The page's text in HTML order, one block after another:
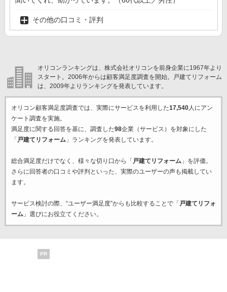
その他の口コミ・評判
オリコンランキングは、株式会社オリコンを前身企業に1967年より
スタート。2006年からは顧客満足度調査を開始。戸建てリフォーム
は、2009年よりランキングを発表しています。
オリコン顧客満足度調査では、実際にサービスを利用した17,540人にアン
ケート調査を実施。
満足度に関する回答を基に、調査した98企業（サービス）を対象にした
「 戸建てリフォーム」ランキングを発表しています。
総合満足度だけでなく、様々な切り口から「 戸建てリフォーム」を評価。
さらに回答者の口コミや評判といった、実際のユーザーの声も掲載してい
ます。
サービス検討の際、“ユーザー満足度”からも比較することで「 戸建てリフォ
ーム」選びにお役立てください。
PR